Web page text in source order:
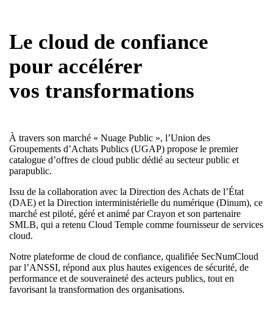
Le cloud de confiance
pour accélérer
vos transformations
À travers son marché « Nuage Public », l’Union des
Groupements d’Achats Publics (UGAP) propose le premier
catalogue d’offres de cloud public dédié au secteur public et
parapublic.
Issu de la collaboration avec la Direction des Achats de l’État
(DAE) et la Direction interministérielle du numérique (Dinum), ce
marché est piloté, géré et animé par Crayon et son partenaire
SMLB, qui a retenu Cloud Temple comme fournisseur de services
cloud.
Notre plateforme de cloud de confiance, qualifiée SecNumCloud
par l’ANSSI, répond aux plus hautes exigences de sécurité, de
performance et de souveraineté des acteurs publics, tout en
favorisant la transformation des organisations.